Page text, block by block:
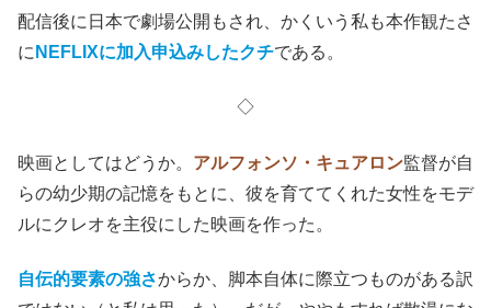
配信後に日本で劇場公開もされ、かくいう私も本作観たさ
に NEFLIXに加入申込みしたクチである。
◇
映画としてはどうか。 アルフォンソ・キュアロン監督が自
らの幼少期の記憶をもとに、彼を育ててくれた女性をモデ
ルにクレオを主役にした映画を作った。
自伝的要素の強さからか、脚本自体に際立つものがある訳